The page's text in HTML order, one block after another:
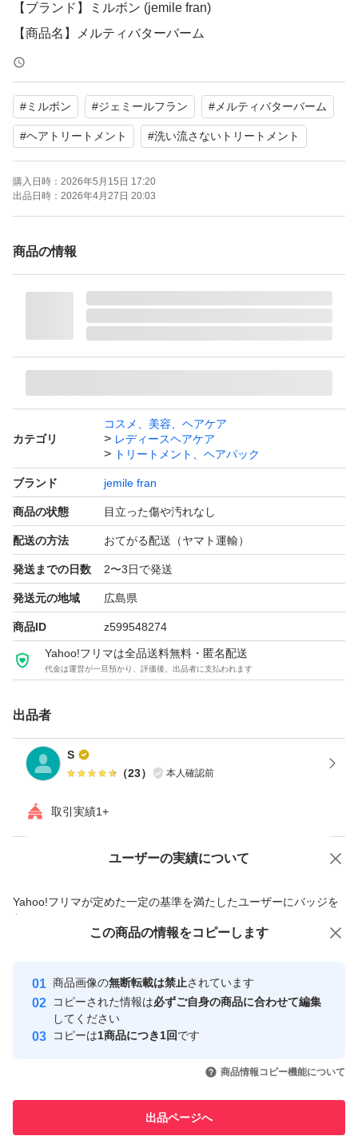
【ブランド】ミルボン (jemile fran)
【商品名】メルティバターバーム
【内容量】40g
【商品の状態】未使用
【カラー】ピンク系
【用途】ヘアトリートメント、スタイリング剤
よろしくお願いいたします。
#ミルボン #ジェミールフラン #メルティバターバーム
#ヘアトリートメント #洗い流さないトリートメント
購入日時： 2026年5月15日 17:20
出品日時： 2026年4月27日 20:03
商品の情報
カテゴリ
コスメ、美容、ヘアケア
レディースヘアケア
トリートメント、ヘアパック
ブランド jemile fran
商品の状態 目立った傷や汚れなし
配送の方法 おてがる配送（ヤマト運輸）
発送までの日数 2〜3日で発送
発送元の地域 広島県
商品ID z599548274
Yahoo!フリマは全品送料無料・匿名配送
代金は運営が一旦預かり、評価後、出品者に支払われます
出品者
S
（23） 本人確認前
取引実績1+
ユーザーの実績について
Yahoo!フリマが定めた一定の基準を満たしたユーザーにバッジを
付与しています
安心取引出品者
心・安全なユーザーです
取引実績
引を完了させた実績があります
での取引実績があります
価格の相談 商品への質問
この商品の情報をコピーします
商品画像の無断転載は禁止されています
コピーされた情報は必ずご自身の商品に合わせて編集
してください
コピーは1商品につき1回です
商品情報コピー機能について
出品ページへ
この商品をみている人にオススメ